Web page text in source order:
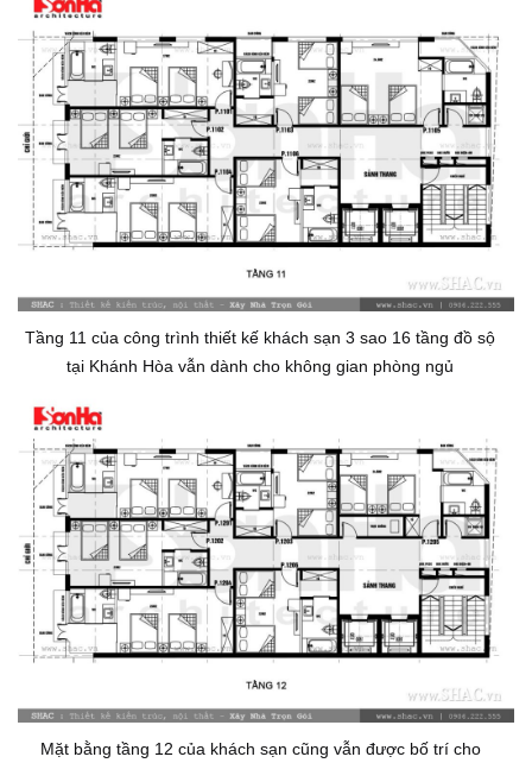
Tầng 11 của công trình thiết kế khách sạn 3 sao 16 tầng đồ sộ
tại Khánh Hòa vẫn dành cho không gian phòng ngủ
Mặt bằng tầng 12 của khách sạn cũng vẫn được bố trí cho